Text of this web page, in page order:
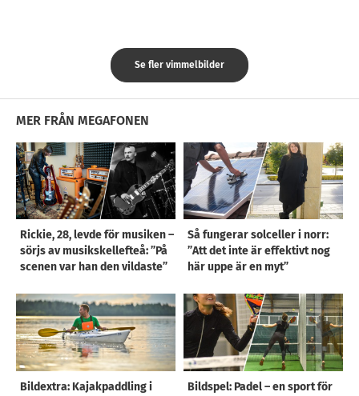
Se fler vimmelbilder
MER FRÅN MEGAFONEN
Rickie, 28, levde för musiken –
sörjs av musikskellefteå: ”På
scenen var han den vildaste”
Så fungerar solceller i norr:
”Att det inte är effektivt nog
här uppe är en myt”
Bildextra: Kajakpaddling i
Bildspel: Padel – en sport för